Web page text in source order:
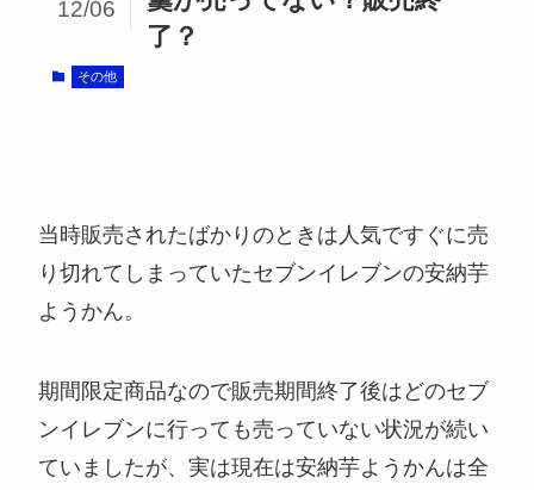
了？
12/06
その他
当時販売されたばかりのときは人気ですぐに売
り切れてしまっていたセブンイレブンの安納芋
ようかん。
期間限定商品なので販売期間終了後はどのセブ
ンイレブンに行っても売っていない状況が続い
ていましたが、実は現在は安納芋ようかんは全